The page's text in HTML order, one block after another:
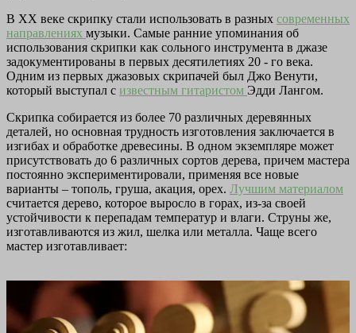
В XX веке скрипку стали использовать в разных современных
направлениях музыки. Самые ранние упоминания об
использования скрипки как сольного инструмента в джазе
задокументированы в первых десятилетиях 20 - го века.
Одним из первых джазовых скрипачей был Джо Венути,
который выступал с известным гитаристом Эдди Лангом.
Скрипка собирается из более 70 различных деревянных
деталей, но основная трудность изготовления заключается в
изгибах и обработке древесины. В одном экземпляре может
присутствовать до 6 различных сортов дерева, причем мастера
постоянно экспериментировали, применяя все новые
варианты – тополь, груша, акация, орех. Лучшим материалом
считается дерево, которое выросло в горах, из-за своей
устойчивости к перепадам температур и влаги. Струны же,
изготавливаются из жил, шелка или металла. Чаще всего
мастер изготавливает: